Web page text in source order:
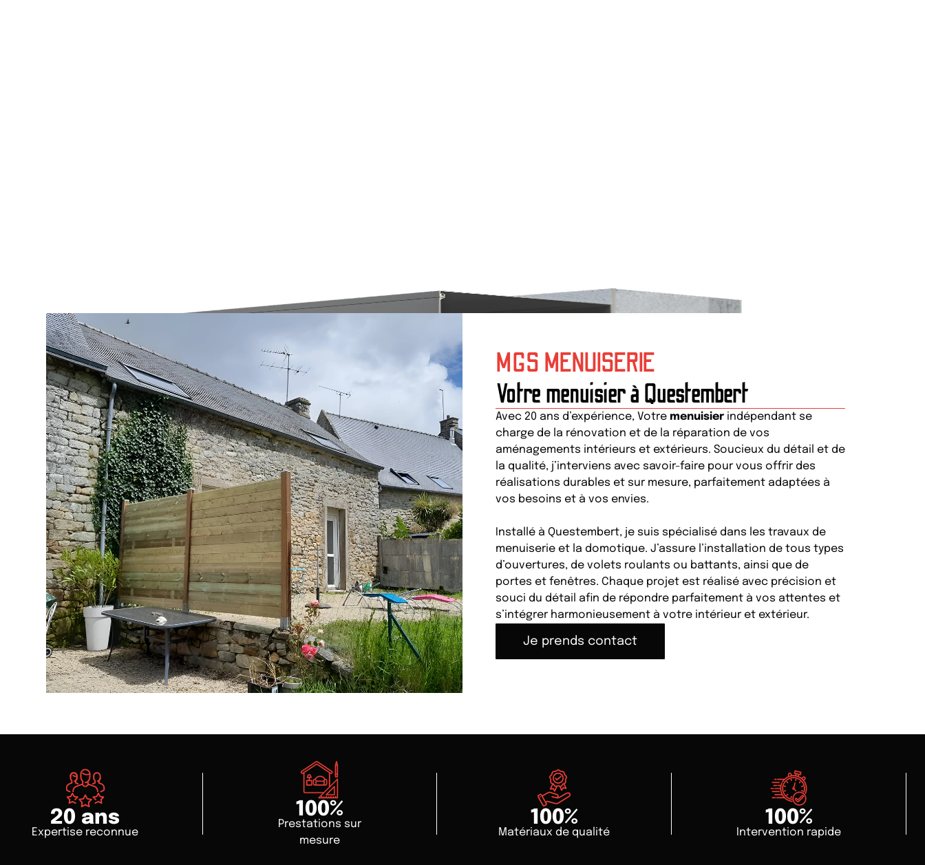
MGS MENUISERIE
Votre menuisier à Questembert
Avec 20 ans d’expérience, Votre menuisier indépendant se
charge de la rénovation et de la réparation de vos
aménagements intérieurs et extérieurs. Soucieux du détail et de
la qualité, j’interviens avec savoir-faire pour vous offrir des
réalisations durables et sur mesure, parfaitement adaptées à
vos besoins et à vos envies.
Installé à Questembert, je suis spécialisé dans les travaux de
menuiserie et la domotique. J’assure l’installation de tous types
d’ouvertures, de volets roulants ou battants, ainsi que de
portes et fenêtres. Chaque projet est réalisé avec précision et
souci du détail afin de répondre parfaitement à vos attentes et
s’intégrer harmonieusement à votre intérieur et extérieur.
Je prends contact
20 ans
Expertise reconnue
100%
Prestations sur
mesure
100%
Matériaux de qualité
100%
Intervention rapide